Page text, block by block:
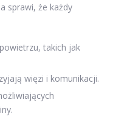
sprawi, że każdy
takich jak
więzi i komunikacji.